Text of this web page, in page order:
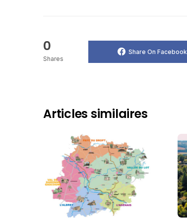
0
Shares
Share On Facebook
Articles similaires